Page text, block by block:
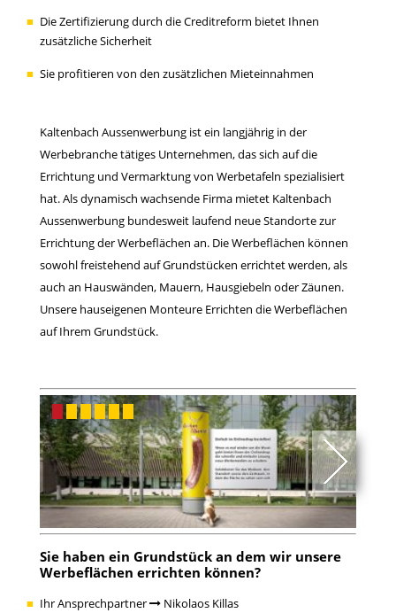
Die Zertifizierung durch die Creditreform bietet Ihnen
zusätzliche Sicherheit
Sie profitieren von den zusätzlichen Mieteinnahmen
Kaltenbach Aussenwerbung ist ein langjährig in der
Werbebranche tätiges Unternehmen, das sich auf die
Errichtung und Vermarktung von Werbetafeln spezialisiert
hat. Als dynamisch wachsende Firma mietet Kaltenbach
Aussenwerbung bundesweit laufend neue Standorte zur
Errichtung der Werbeflächen an. Die Werbeflächen können
sowohl freistehend auf Grundstücken errichtet werden, als
auch an Hauswänden, Mauern, Hausgiebeln oder Zäunen.
Unsere hauseigenen Monteure Errichten die Werbeflächen
auf Ihrem Grundstück.
Sie haben ein Grundstück an dem wir unsere
Werbeflächen errichten können?
Ihr Ansprechpartner Nikolaos Killas